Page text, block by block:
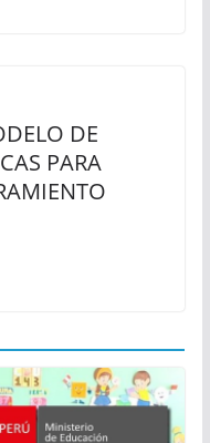
DE
PARA